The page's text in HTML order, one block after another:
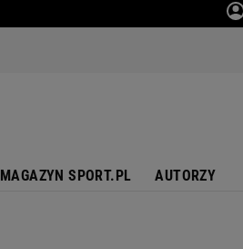
MAGAZYN SPORT.PL AUTORZY